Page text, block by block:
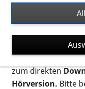
Ort. Nutzen Sie
nach Flyern und
suchen. Die
verschiedenen
postalischen
zum direkten
Hörversion. Bitte